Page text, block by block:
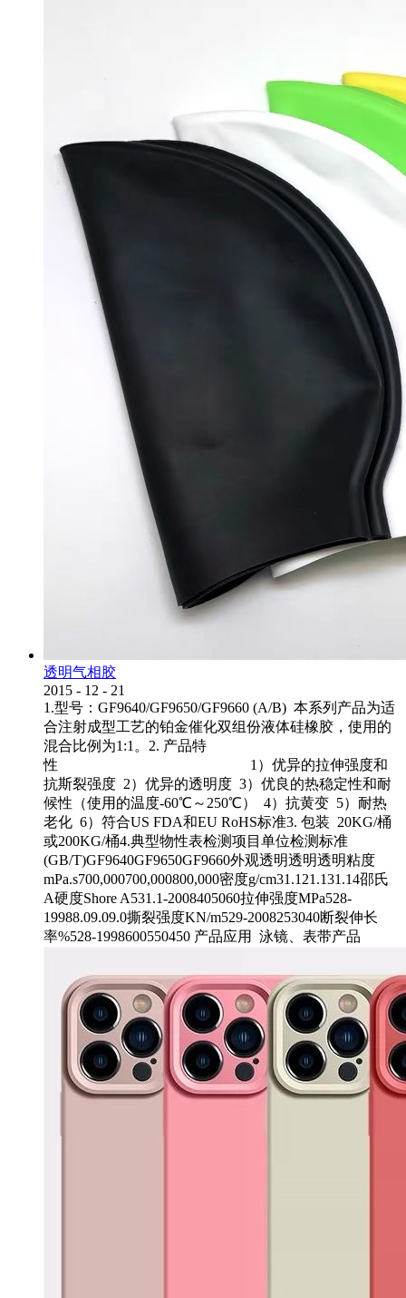
透明气相胶
2015 - 12 - 21
1.型号：GF9640/GF9650/GF9660 (A/B) 本系列产品为适
合注射成型工艺的铂金催化双组份液体硅橡胶，使用的
混合比例为1:1。2. 产品特
性 1）优异的拉伸强度和
抗斯裂强度 2）优异的透明度 3）优良的热稳定性和耐
候性（使用的温度-60℃～250℃） 4）抗黄变 5）耐热
老化 6）符合US FDA和EU RoHS标准3. 包装 20KG/桶
或200KG/桶4.典型物性表检测项目单位检测标准
(GB/T)GF9640GF9650GF9660外观透明透明透明粘度
mPa.s700,000700,000800,000密度g/cm31.121.131.14邵氏
A硬度Shore A531.1-2008405060拉伸强度MPa528-
19988.09.09.0撕裂强度KN/m529-2008253040断裂伸长
率%528-1998600550450 产品应用 泳镜、表带产品